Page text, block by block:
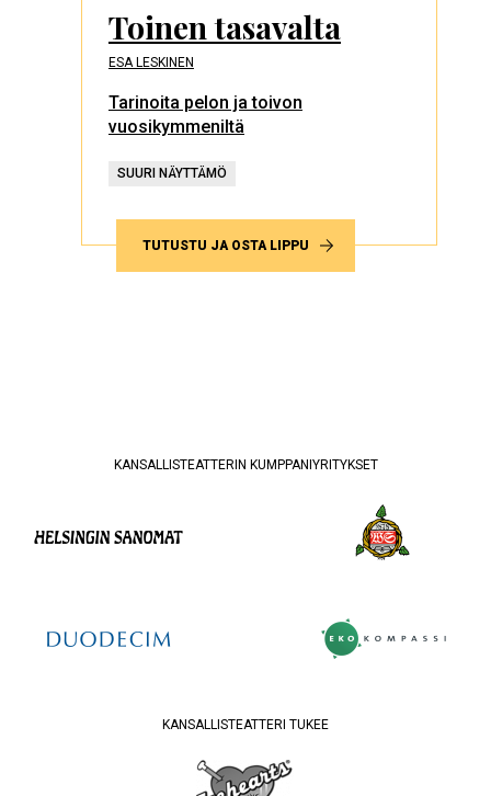
Toinen tasavalta
ESA LESKINEN
Tarinoita pelon ja toivon
vuosikymmeniltä
SUURI NÄYTTÄMÖ
TUTUSTU JA OSTA LIPPU
KANSALLISTEATTERIN KUMPPANIYRITYKSET
KANSALLISTEATTERI TUKEE